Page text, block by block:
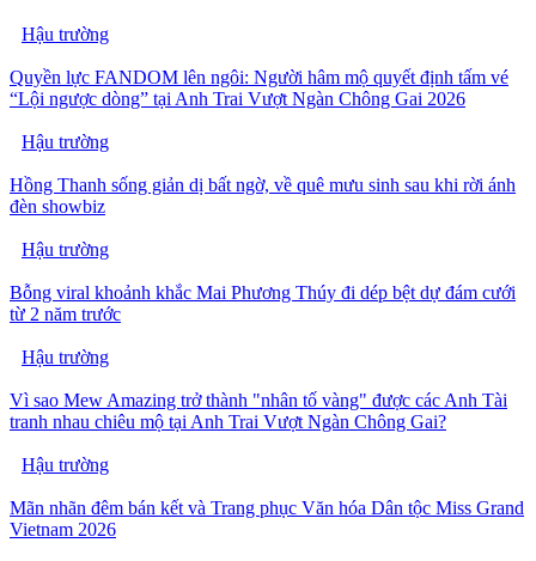
Hậu trường
Quyền lực FANDOM lên ngôi: Người hâm mộ quyết định tấm vé
“Lội ngược dòng” tại Anh Trai Vượt Ngàn Chông Gai 2026
Hậu trường
Hồng Thanh sống giản dị bất ngờ, về quê mưu sinh sau khi rời ánh
đèn showbiz
Hậu trường
Bỗng viral khoảnh khắc Mai Phương Thúy đi dép bệt dự đám cưới
từ 2 năm trước
Hậu trường
Vì sao Mew Amazing trở thành "nhân tố vàng" được các Anh Tài
tranh nhau chiêu mộ tại Anh Trai Vượt Ngàn Chông Gai?
Hậu trường
Mãn nhãn đêm bán kết và Trang phục Văn hóa Dân tộc Miss Grand
Vietnam 2026